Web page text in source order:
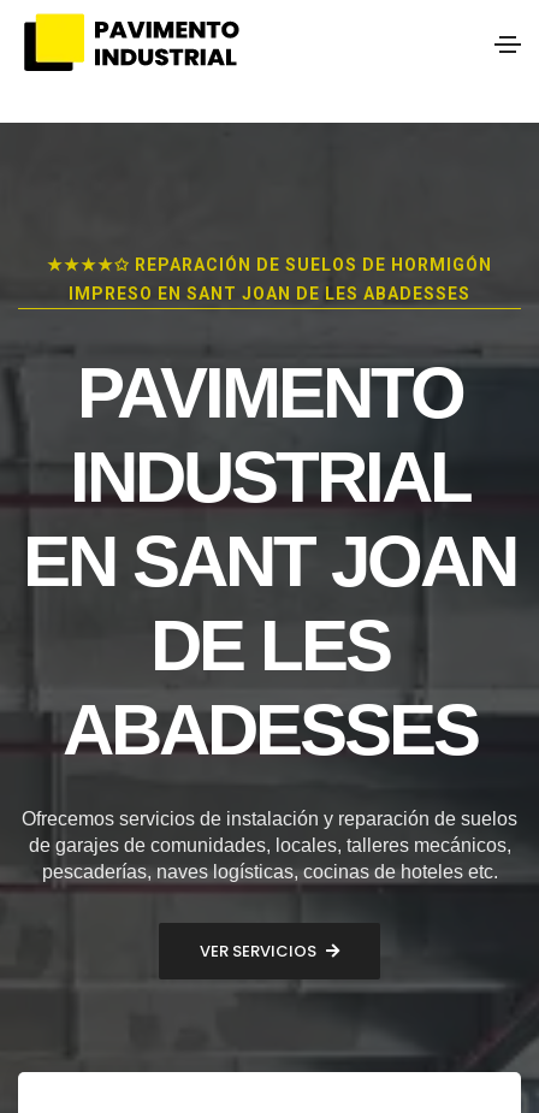
★★★★✩ REPARACIÓN DE SUELOS DE HORMIGÓN
IMPRESO EN SANT JOAN DE LES ABADESSES
PAVIMENTO
INDUSTRIAL
EN SANT JOAN
DE LES
ABADESSES
Ofrecemos servicios de instalación y reparación de suelos
de garajes de comunidades, locales, talleres mecánicos,
pescaderías, naves logísticas, cocinas de hoteles etc.
VER SERVICIOS